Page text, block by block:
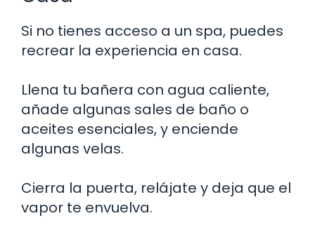
Si no tienes acceso a un spa, puedes
recrear la experiencia en casa.
Llena tu bañera con agua caliente,
añade algunas sales de baño o
aceites esenciales, y enciende
algunas velas.
Cierra la puerta, relájate y deja que el
vapor te envuelva.